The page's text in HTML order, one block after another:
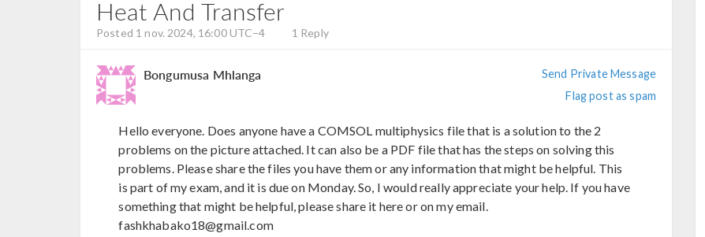
Heat And Transfer
Posted 1 nov. 2024, 16:00 UTC−4 1 Reply
Bongumusa Mhlanga
Send Private Message
Flag post as spam
Hello everyone. Does anyone have a COMSOL multiphysics file that is a solution to the 2
problems on the picture attached. It can also be a PDF file that has the steps on solving this
problems. Please share the files you have them or any information that might be helpful. This
is part of my exam, and it is due on Monday. So, I would really appreciate your help. If you have
something that might be helpful, please share it here or on my email.
fashkhabako18@gmail.com